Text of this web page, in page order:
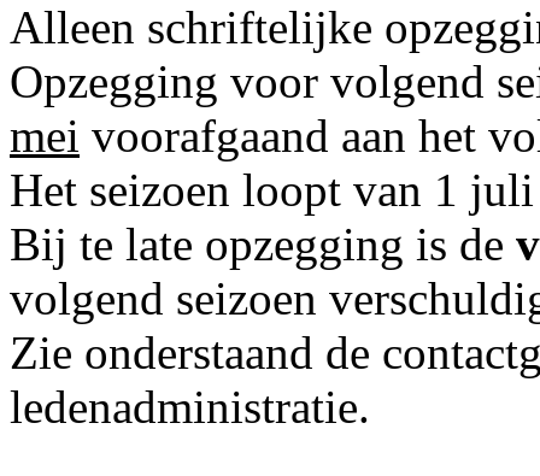
Alleen schriftelijke
Opzegging voor volgend
mei voorafgaand aan het
Het seizoen loopt van 1
Bij te late opzegging is de
volgend seizoen
Zie onderstaand de
ledenadministratie.